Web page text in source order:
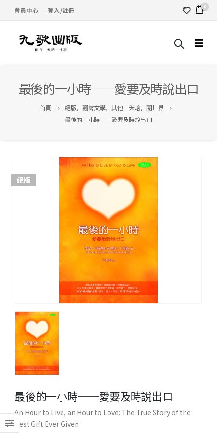
會員中心 登入/註冊 0
最後的一小時──愛要及時說出口
首頁 絕版, 翻譯文學, 其他, 天培, 閱世界
最後的一小時──愛要及時說出口
絕版
最後的一小時──愛要及時說出口
An Hour to Live, an Hour to Love: The True Story of the
Best Gift Ever Given